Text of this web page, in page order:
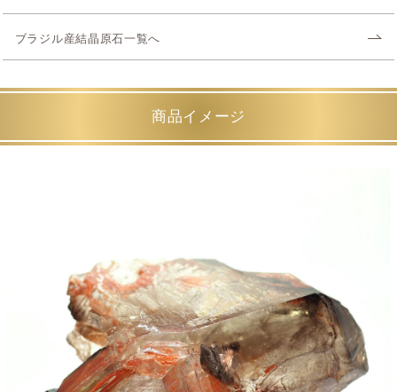
ブラジル産結晶原石一覧へ
商品イメージ